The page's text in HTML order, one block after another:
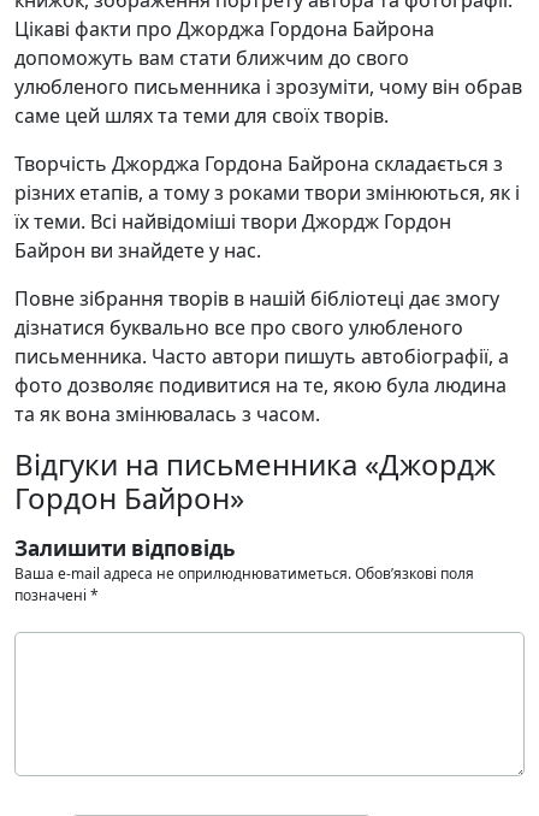
Цікаві факти про Джорджа Гордона Байрона
допоможуть вам стати ближчим до свого
улюбленого письменника і зрозуміти, чому він обрав
саме цей шлях та теми для своїх творів.
Творчість Джорджа Гордона Байрона складається з
різних етапів, а тому з роками твори змінюються, як і
їх теми. Всі найвідоміші твори Джордж Гордон
Байрон ви знайдете у нас.
Повне зібрання творів в нашій бібліотеці дає змогу
дізнатися буквально все про свого улюбленого
письменника. Часто автори пишуть автобіографії, а
фото дозволяє подивитися на те, якою була людина
та як вона змінювалась з часом.
Відгуки на письменника «Джордж
Гордон Байрон»
Залишити відповідь
Ваша e-mail адреса не оприлюднюватиметься.Обов’язкові поля
позначені *